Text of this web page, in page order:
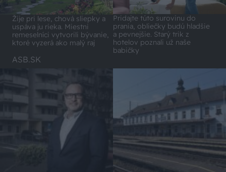
Žije pri lese, chová sliepky a
uspáva ju rieka. Miestni
remeselníci vytvorili bývanie,
ktoré vyzerá ako malý raj
Pridajte túto surovinu do
prania, obliečky budú hladšie
a pevnejšie. Starý trik z
hotelov poznali už naše
babičky
ASB.SK